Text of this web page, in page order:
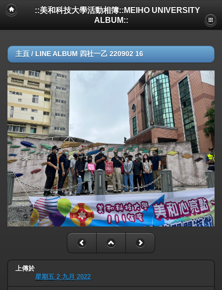
::美和科技大學活動相簿::MEIHO UNIVERSITY
ALBUM::
主頁 / LINE ALBUM 四社一乙 220902 16
上傳於
星期五 2 九月 2022